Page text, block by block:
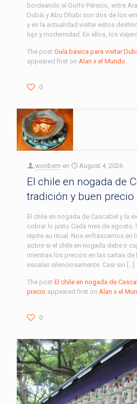
bordeando el Golfo Pérsico, entre
Dubái y Abu Dhabi son dos de los
y en la actualidad visitar estos
lujo y modernidad. En ellos, los
The post Guía básica para visitar
appeared first on Alan x el Mundo
0
wonbern en August 4, 2026
El chile en nogada de
tradición y buen precio
El chile en nogada de Cascabel y la
cobrar lo justo Cada mes de agosto,
repite su ritual. Nos enfrascamos en
sobre si el chile en nogada debe ir
mientras los precios en las cartas de
escalan silenciosamente. Casi sin […]
The post El chile en nogada de
precio appeared first on Alan x el
0